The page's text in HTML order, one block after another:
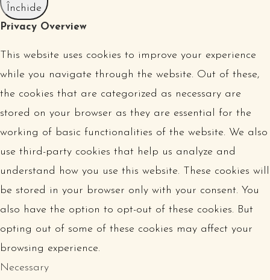
Închide
Privacy Overview
This website uses cookies to improve your experience
while you navigate through the website. Out of these,
the cookies that are categorized as necessary are
stored on your browser as they are essential for the
working of basic functionalities of the website. We also
use third-party cookies that help us analyze and
understand how you use this website. These cookies will
be stored in your browser only with your consent. You
also have the option to opt-out of these cookies. But
opting out of some of these cookies may affect your
browsing experience.
Necessary